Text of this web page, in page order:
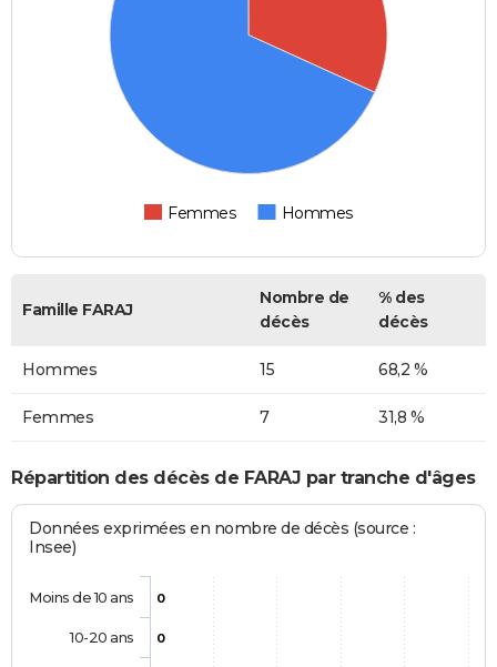
Femmes Hommes
Famille FARAJ
Nombre de
décès
% des
décès
Hommes 15 68,2 %
Femmes 7 31,8 %
Répartition des décès de FARAJ par tranche d'âges
Données exprimées en nombre de décès (source :
Insee)
0
0
Moins de 10 ans
10-20 ans